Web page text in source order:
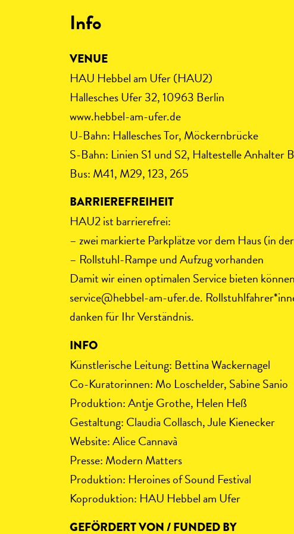
Info
VENUE
HAU Hebbel am Ufer (HAU2)
Hallesches Ufer 32, 10963 Berlin
www.hebbel-am-ufer.de
U-Bahn: Hallesches Tor, Möckernbrücke
S-Bahn: Linien S1 und S2, Haltestelle Anhalter
Bus: M41, M29, 123, 265
BARRIEREFREIHEIT
HAU2 ist barrierefrei:
– zwei markierte Parkplätze vor dem Haus (in
– Rollstuhl-Rampe und Aufzug vorhanden
Damit wir einen optimalen Service bieten
service@hebbel-am-ufer.de.
danken für Ihr Verständnis.
INFO
Künstlerische Leitung: Bettina Wackernagel
Co-Kuratorinnen: Mo Loschelder, Sabine Sanio
Produktion: Antje Grothe, Helen Heß
Gestaltung: Claudia Collasch, Jule Kienecker
Website: Alice Cannavà
Presse: Modern Matters
Produktion: Heroines of Sound Festival
Koproduktion: HAU Hebbel am Ufer
GEFÖRDERT VON / FUNDED BY